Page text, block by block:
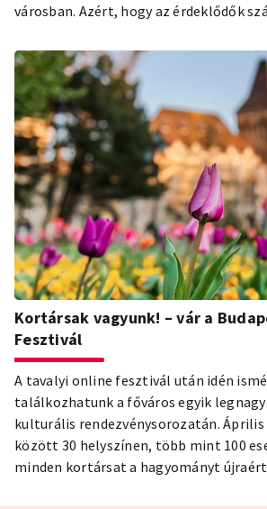
városban. Azért, hogy az érdeklődők
segítségével virtuálisan is
Budapestinfo Pontokat.
Kortársak vagyunk! – vár a
Fesztivál
A tavalyi online fesztivál után idén
találkozhatunk a főváros egyik
kulturális rendezvénysorozatán. Április
között 30 helyszínen, több mint 100
minden kortársat a hagyományt